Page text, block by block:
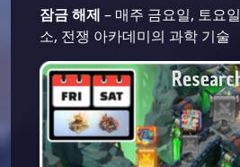
잠금 해제 – 매주 금요일, 토요일
소, 전쟁 아카데미의 과학 기술